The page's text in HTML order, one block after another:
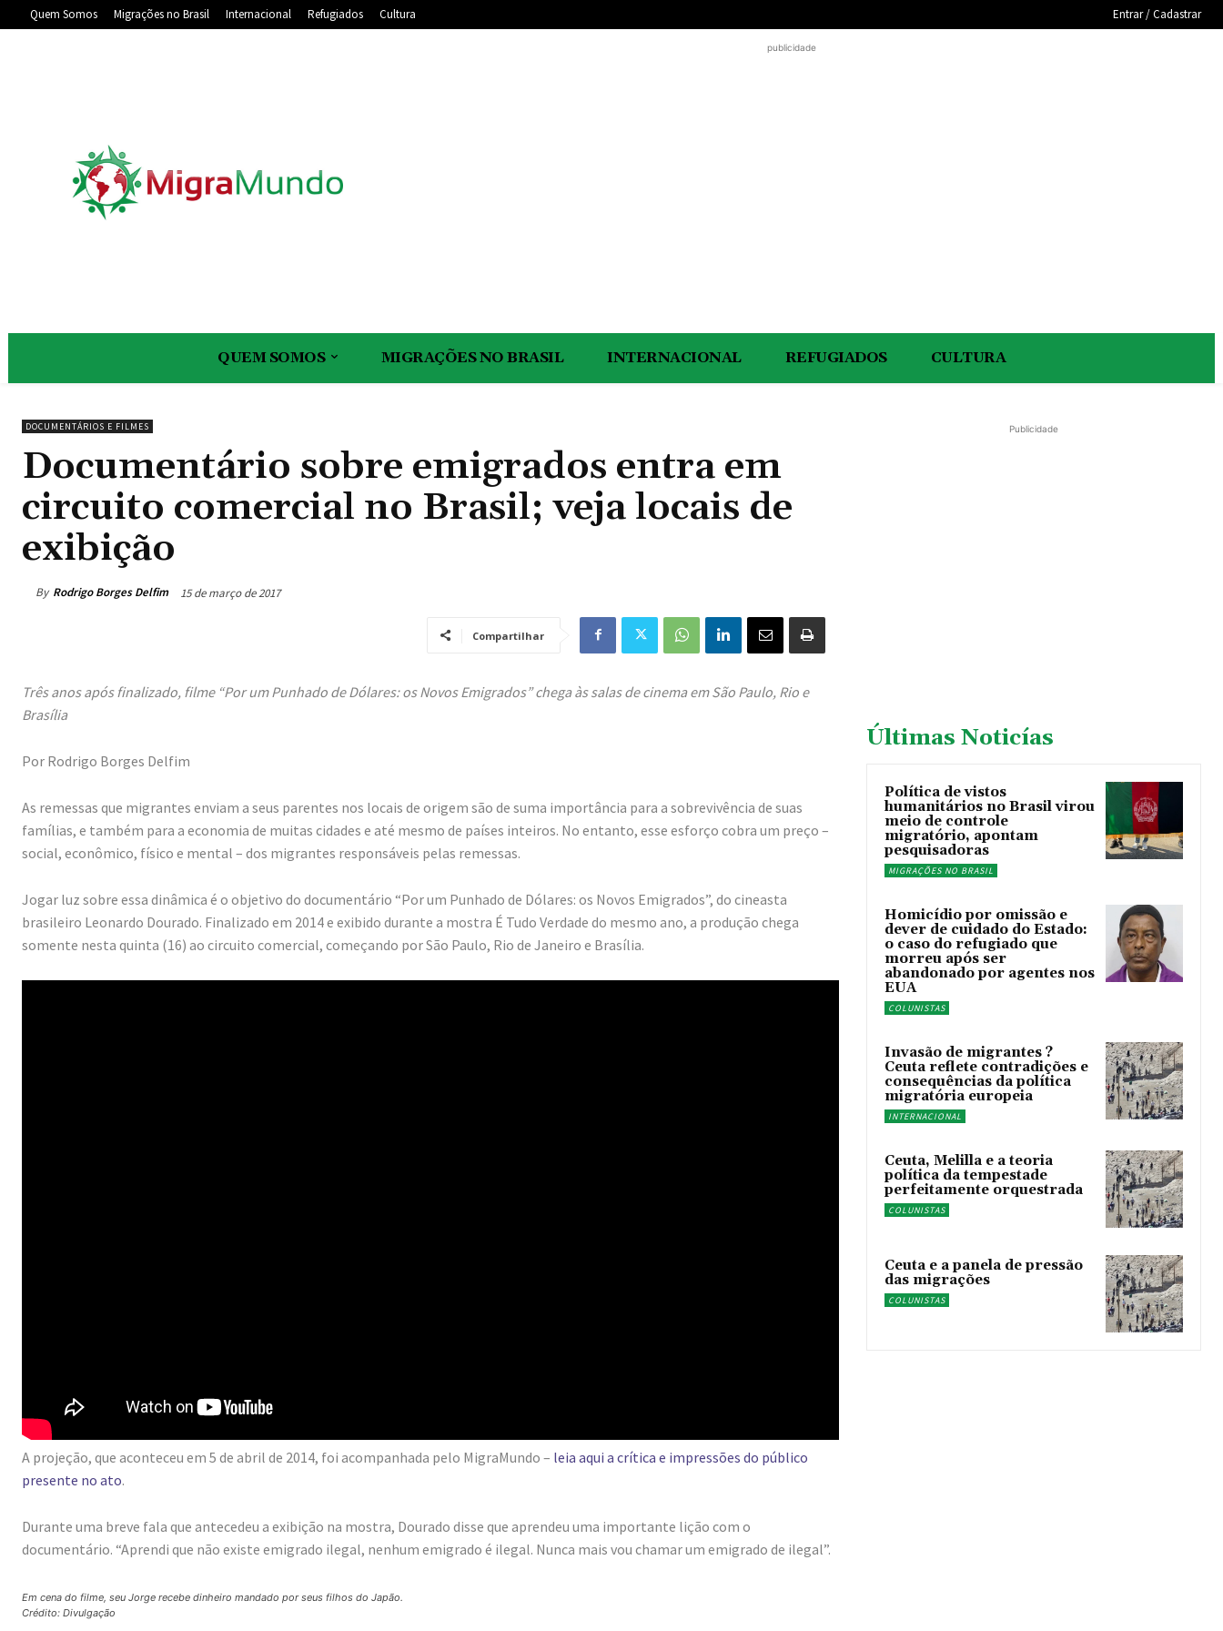
Quem Somos Migrações no Brasil Internacional Refugiados Cultura Entrar / Cadastrar
publicidade
QUEM SOMOS MIGRAÇÕES NO BRASIL INTERNACIONAL REFUGIADOS CULTURA
DOCUMENTÁRIOS E FILMES
Documentário sobre emigrados entra em
circuito comercial no Brasil; veja locais de
exibição
By Rodrigo Borges Delfim 15 de março de 2017
Compartilhar
Três anos após finalizado, filme “Por um Punhado de Dólares: os Novos Emigrados” chega às salas de cinema em São Paulo, Rio e
Brasília
Por Rodrigo Borges Delfim
As remessas que migrantes enviam a seus parentes nos locais de origem são de suma importância para a sobrevivência de suas
famílias, e também para a economia de muitas cidades e até mesmo de países inteiros. No entanto, esse esforço cobra um preço –
social, econômico, físico e mental – dos migrantes responsáveis pelas remessas.
Jogar luz sobre essa dinâmica é o objetivo do documentário “Por um Punhado de Dólares: os Novos Emigrados”, do cineasta
brasileiro Leonardo Dourado. Finalizado em 2014 e exibido durante a mostra É Tudo Verdade do mesmo ano, a produção chega
somente nesta quinta (16) ao circuito comercial, começando por São Paulo, Rio de Janeiro e Brasília.
A projeção, que aconteceu em 5 de abril de 2014, foi acompanhada pelo MigraMundo – leia aqui a crítica e impressões do público
presente no ato.
Durante uma breve fala que antecedeu a exibição na mostra, Dourado disse que aprendeu uma importante lição com o
documentário. “Aprendi que não existe emigrado ilegal, nenhum emigrado é ilegal. Nunca mais vou chamar um emigrado de ilegal”.
Em cena do filme, seu Jorge recebe dinheiro mandado por seus filhos do Japão.
Crédito: Divulgação
Publicidade
Últimas Noticías
Política de vistos
humanitários no Brasil virou
meio de controle
migratório, apontam
pesquisadoras
MIGRAÇÕES NO BRASIL
Homicídio por omissão e
dever de cuidado do Estado:
o caso do refugiado que
morreu após ser
abandonado por agentes nos
EUA
COLUNISTAS
Invasão de migrantes ?
Ceuta reflete contradições e
consequências da política
migratória europeia
INTERNACIONAL
Ceuta, Melilla e a teoria
política da tempestade
perfeitamente orquestrada
COLUNISTAS
Ceuta e a panela de pressão
das migrações
COLUNISTAS